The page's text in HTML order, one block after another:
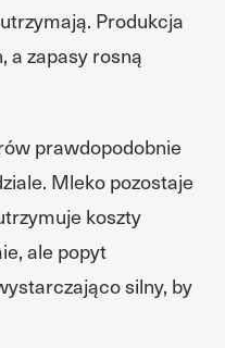
Produkcja
a zapasy rosną
prawdopodobnie
Mleko pozostaje
koszty
ale popyt
silny, by